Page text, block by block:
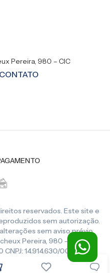
Pereira, 980 – CIC
reservados. Este site e
sem autorização.
sem aviso prévio.
Pereira, 980 – CIC,
CNPJ: 14.914.630/0001-86